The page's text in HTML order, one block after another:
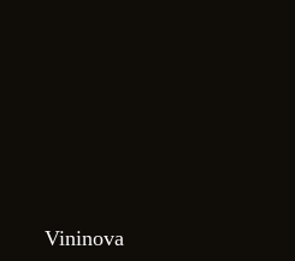
Vininova